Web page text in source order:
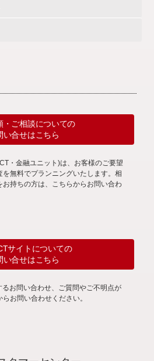
・ご相談についての
い合せはこちら
・金融ユニット)は、お客様のご要望
無料でプランニングいたします。相
持ちの方は、こちらからお問い合わ
サイトについての
い合せはこちら
お問い合わせ、ご質問やご不明点が
お問い合わせください。